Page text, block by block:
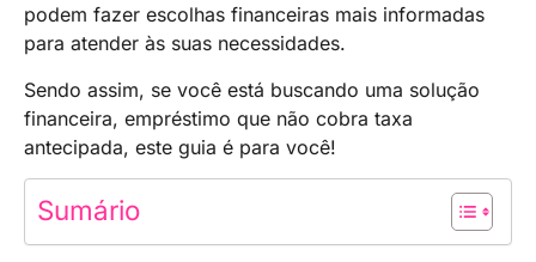
podem fazer escolhas financeiras mais informadas
para atender às suas necessidades.
Sendo assim, se você está buscando uma solução
financeira, empréstimo que não cobra taxa
antecipada, este guia é para você!
Sumário